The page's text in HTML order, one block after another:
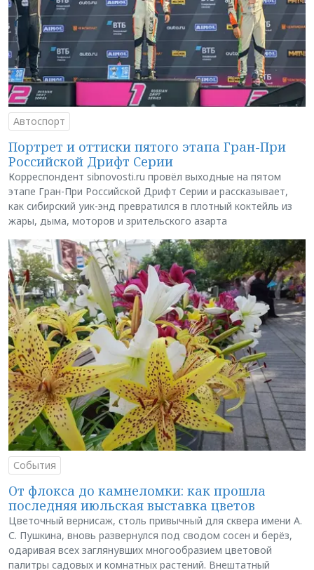
Автоспорт
Портрет и оттиски пятого этапа Гран-При
Российской Дрифт Серии
Корреспондент sibnovosti.ru провёл выходные на пятом
этапе Гран-При Российской Дрифт Серии и рассказывает,
как сибирский уик-энд превратился в плотный коктейль из
жары, дыма, моторов и зрительского азарта
События
От флокса до камнеломки: как прошла
последняя июльская выставка цветов
Цветочный вернисаж, столь привычный для сквера имени А.
С. Пушкина, вновь развернулся под сводом сосен и берёз,
одаривая всех заглянувших многообразием цветовой
палитры садовых и комнатных растений. Внештатный